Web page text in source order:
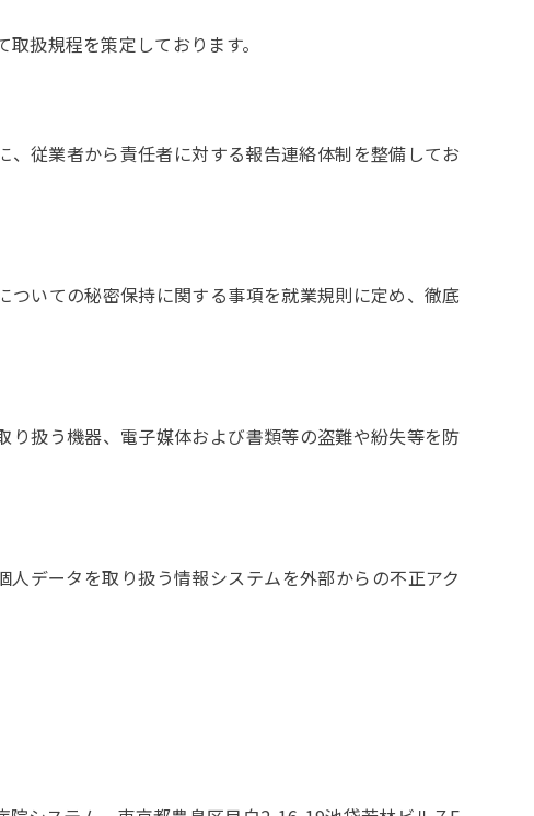
扱規程を策定しております。
従業者から責任者に対する報告連絡体制を整備してお
いての秘密保持に関する事項を就業規則に定め、徹底
扱う機器、電子媒体および書類等の盗難や紛失等を防
データを取り扱う情報システムを外部からの不正アク